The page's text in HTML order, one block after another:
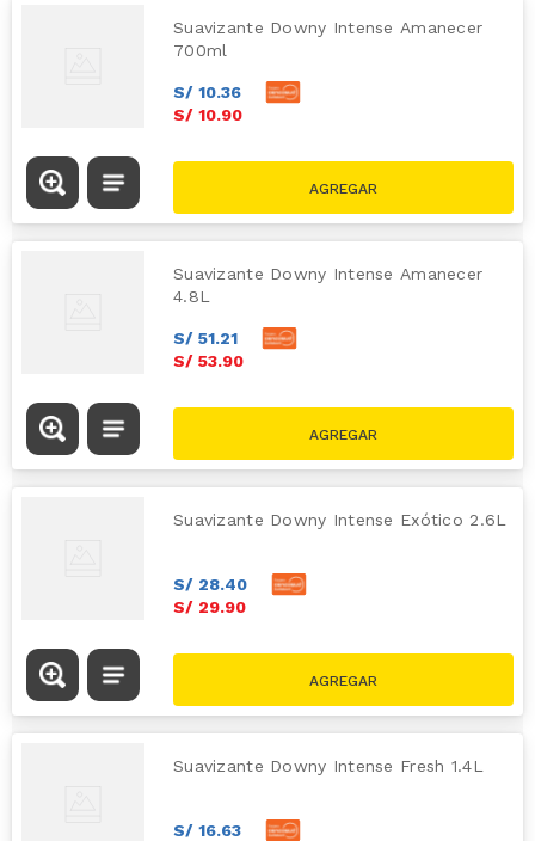
Suavizante Downy Intense Amanecer
700ml
S/ 10.36
S/ 10.90
Suavizante Downy Intense Amanecer
4.8L
S/ 51.21
S/ 53.90
Suavizante Downy Intense Exótico 2.6L
S/ 28.40
S/ 29.90
Suavizante Downy Intense Fresh 1.4L
S/ 16.63